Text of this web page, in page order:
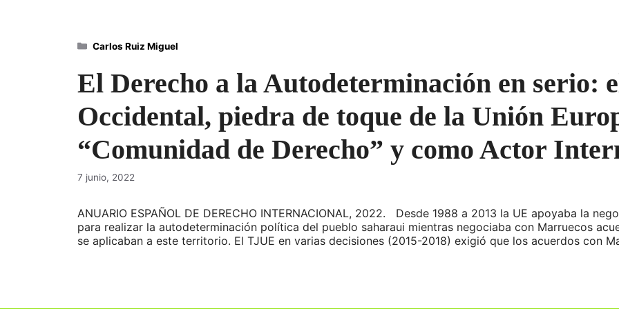
El Derecho a la Autodeterminación en serio:
Occidental, piedra de toque de la Unión
“Comunidad de Derecho” y como Actor
7 junio, 2022
ANUARIO ESPAÑOL DE DERECHO INTERNACIONAL, 2022. Desde 1988 a 2013 la UE apoyaba la
para realizar la autodeterminación política del pueblo saharaui mientras negociaba con Marruecos
se aplicaban a este territorio. El TJUE en varias decisiones (2015-2018) exigió que los acuerdos con
Categorías
Carlos Ruiz Miguel